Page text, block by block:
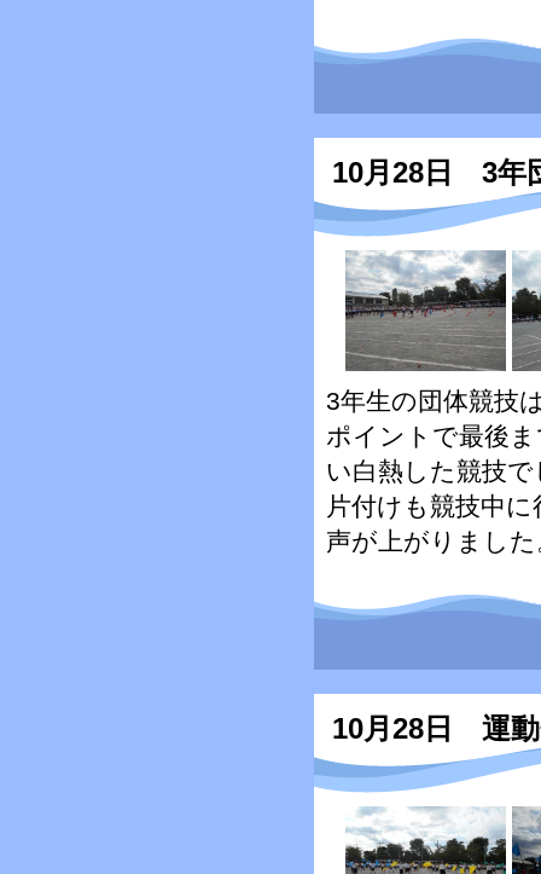
10月28日 3年
3年生の団体競技
ポイントで最後
い白熱した競技
片付けも競技中
声が上がりました
10月28日 運